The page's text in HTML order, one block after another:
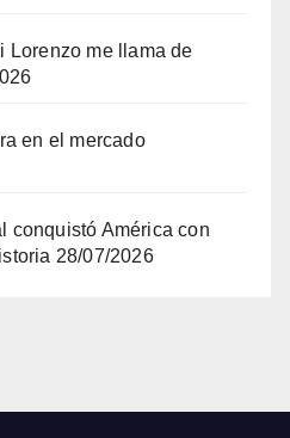
Lorenzo me llama de
en el mercado
conquistó América con
28/07/2026